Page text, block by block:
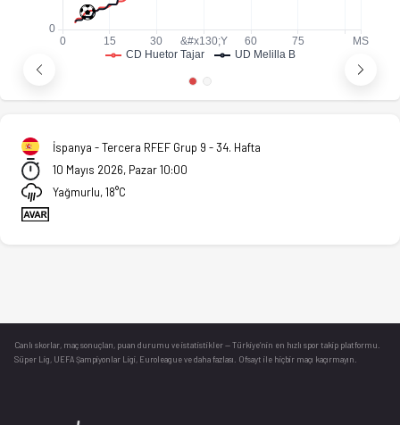
İspanya - Tercera RFEF Grup 9 - 34. Hafta
10 Mayıs 2026, Pazar 10:00
Yağmurlu, 18°C
Canlı skorlar , maç sonuçları, puan durumu ve istatistikler — Türkiye’nin en hızlı spor takip platformu.
Süper Lig, UEFA Şampiyonlar Ligi, Euroleague ve daha fazlası. Ofsayt ile hiçbir maçı kaçırmayın.